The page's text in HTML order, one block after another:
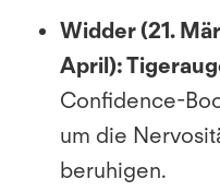
Widder (21.
April):
Confidence-
um die
beruhigen.